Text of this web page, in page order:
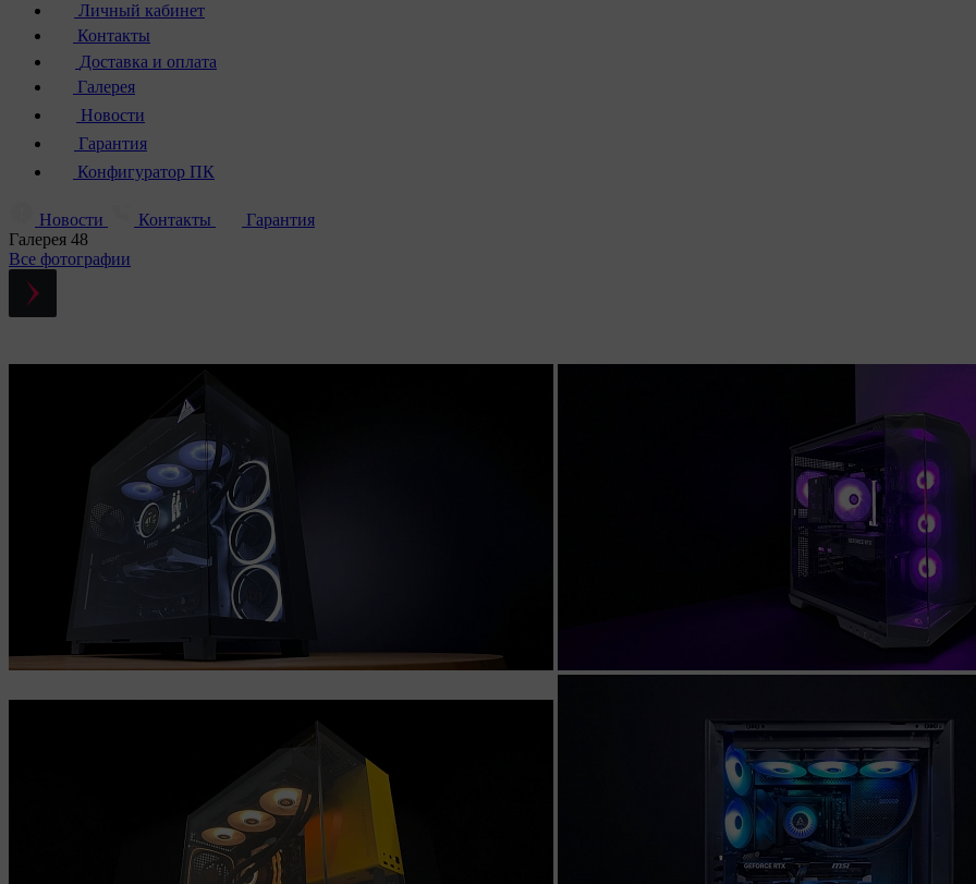
Личный кабинет
Контакты
Доставка и оплата
Галерея
Новости
Гарантия
Конфигуратор ПК
Новости Контакты
Гарантия
Галерея 48
Все фотографии